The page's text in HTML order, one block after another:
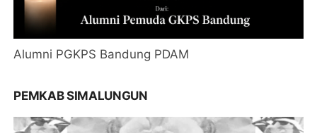
Alumni PGKPS Bandung PDAM
PEMKAB SIMALUNGUN